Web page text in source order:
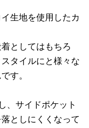
生地を使用したカ
としてはもちろ
タイルにと様々な
す。
、サイドポケット
としにくくなって